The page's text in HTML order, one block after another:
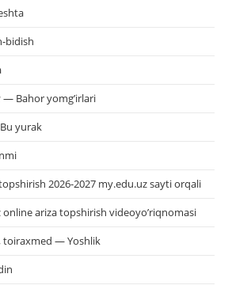
bidish
— Bahor yomg’irlari
yurak
2026-2027 my.edu.uz sayti orqali
ariza topshirish videoyo’riqnomasi
toiraxmed — Yoshlik